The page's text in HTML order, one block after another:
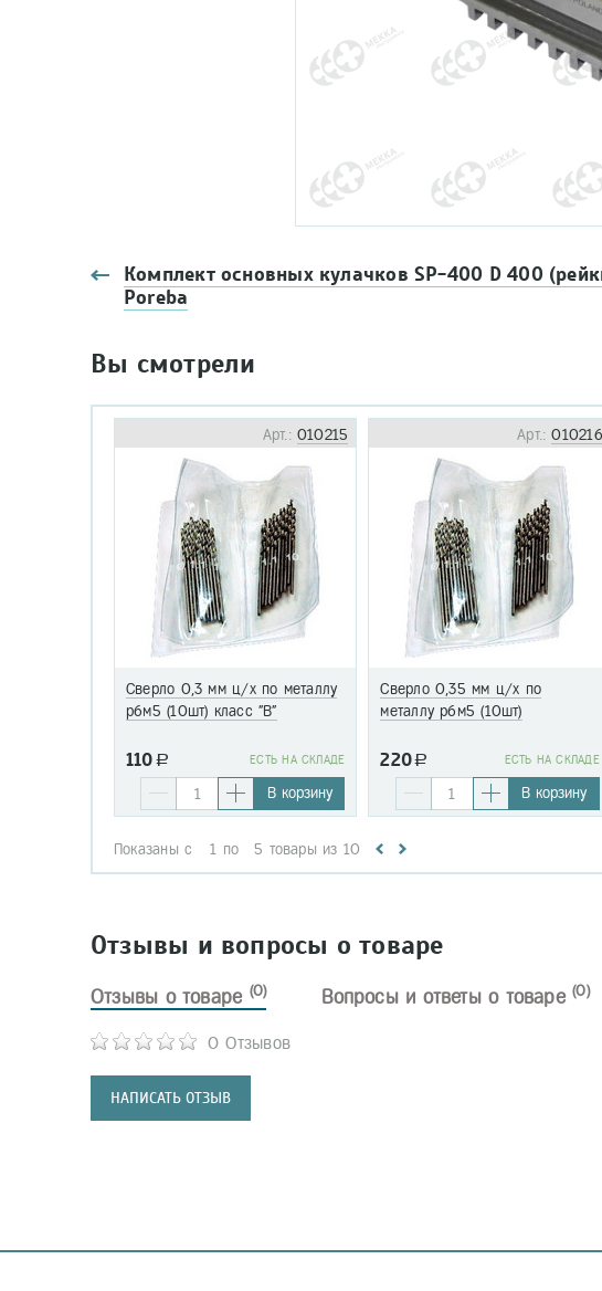
Комплект основных кулачков SP-400 D 400
Poreba
Вы смотрели
Арт.:010215
Сверло 0,3 мм ц/х по металлу
р6м5 (10шт) класс "В"
110 a EСТЬ НА СКЛАДЕ
В корзину
Арт.:010216
Сверло 0,35 мм ц/х по
металлу р6м5 (10шт)
220a EСТЬ НА СКЛАДЕ
В корзину
Показаны с 1 по 5 товары из 10
Отзывы и вопросы о товаре
Отзывы о товаре (0)
0 Отзывов
НАПИСАТЬ ОТЗЫВ
Вопросы и ответы о товаре(0)